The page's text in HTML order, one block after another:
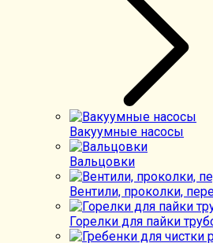
Вакуумные насосы
Вальцовки
Вентили, проколки,
Горелки для пайки